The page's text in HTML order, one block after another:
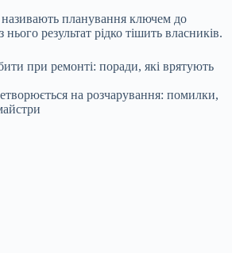
називають планування ключем до
результат рідко тішить власників.
при ремонті: поради, які врятують
на розчарування: помилки,